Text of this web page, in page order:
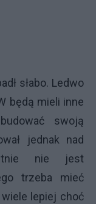
słabo. Ledwo
będą mieli inne
swoją
jednak nad
nie jest
trzeba mieć
lepiej choć